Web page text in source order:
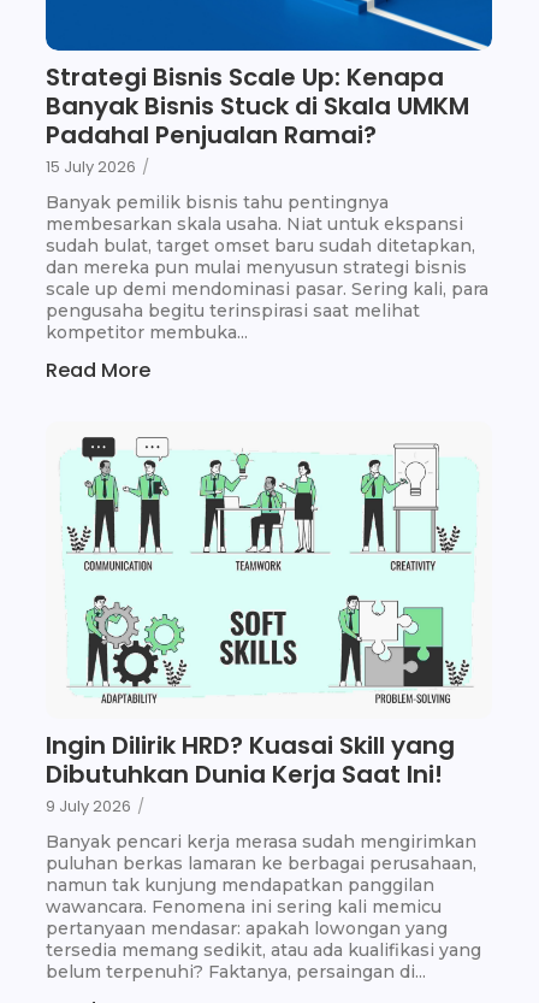
Strategi Bisnis Scale Up: Kenapa
Banyak Bisnis Stuck di Skala UMKM
Padahal Penjualan Ramai?
15 July 2026 /
Banyak pemilik bisnis tahu pentingnya
membesarkan skala usaha. Niat untuk ekspansi
sudah bulat, target omset baru sudah ditetapkan,
dan mereka pun mulai menyusun strategi bisnis
scale up demi mendominasi pasar. Sering kali, para
pengusaha begitu terinspirasi saat melihat
kompetitor membuka...
Read More
Ingin Dilirik HRD? Kuasai Skill yang
Dibutuhkan Dunia Kerja Saat Ini!
9 July 2026 /
Banyak pencari kerja merasa sudah mengirimkan
puluhan berkas lamaran ke berbagai perusahaan,
namun tak kunjung mendapatkan panggilan
wawancara. Fenomena ini sering kali memicu
pertanyaan mendasar: apakah lowongan yang
tersedia memang sedikit, atau ada kualifikasi yang
belum terpenuhi? Faktanya, persaingan di...